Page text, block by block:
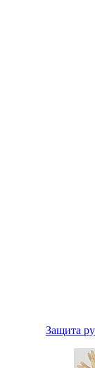
Защита